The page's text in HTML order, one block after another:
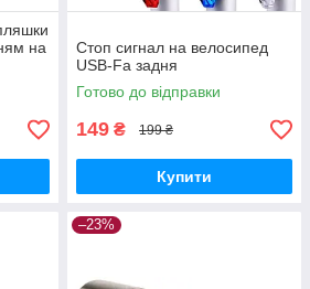
на
Стоп сигнал на велосипед
USB-Fа задня
Готово до відправки
149 ₴ 199 ₴
Купити
–23%